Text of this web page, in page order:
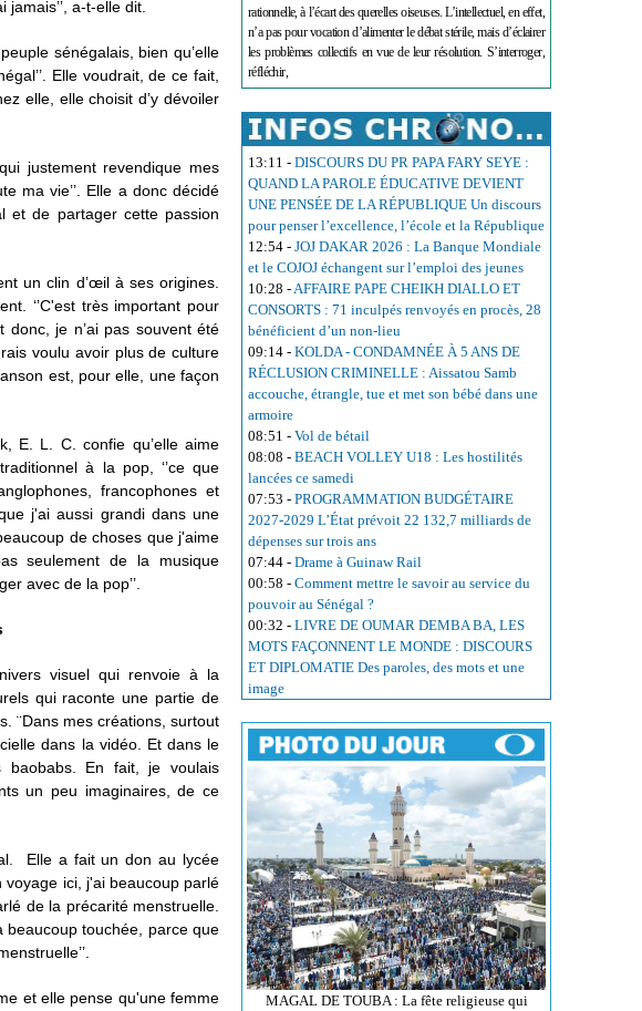
a-t-elle dit.
sénégalais, bien qu’elle
Elle voudrait, de ce fait,
elle, elle choisit d’y dévoiler
justement revendique mes
ma vie’’. Elle a donc décidé
et de partager cette passion
un clin d’œil à ses origines.
‘’C'est très important pour
je n’ai pas souvent été
voulu avoir plus de culture
est, pour elle, une façon
E. L. C. confie qu’elle aime
à la pop, ‘’ce que
francophones et
j'ai aussi grandi dans une
de choses que j'aime
seulement de la musique
avec de la pop’’.
visuel qui renvoie à la
qui raconte une partie de
¨Dans mes créations, surtout
dans la vidéo. Et dans le
baobabs. En fait, je voulais
un peu imaginaires, de ce
Elle a fait un don au lycée
voyage ici, j'ai beaucoup parlé
de la précarité menstruelle.
beaucoup touchée, parce que
et elle pense qu'une femme
rationnelle, à l’écart des querelles oiseuses. L’intellectuel, en effet,
n’a pas pour vocation d’alimenter le débat stérile, mais d’éclairer
les problèmes collectifs en vue de leur résolution. S’interroger,
réfléchir,
13:11 - DISCOURS DU PR PAPA FARY SEYE :
QUAND LA PAROLE ÉDUCATIVE DEVIENT
UNE PENSÉE DE LA RÉPUBLIQUE Un discours
pour penser l’excellence, l’école et la République
12:54 - JOJ DAKAR 2026 : La Banque Mondiale
et le COJOJ échangent sur l’emploi des jeunes
10:28 -AFFAIRE PAPE CHEIKH DIALLO ET
CONSORTS : 71 inculpés renvoyés en procès, 28
bénéficient d’un non-lieu
09:14 - KOLDA - CONDAMNÉE À 5 ANS DE
RÉCLUSION CRIMINELLE : Aissatou Samb
accouche, étrangle, tue et met son bébé dans une
armoire
08:51 - Vol de bétail
08:08 - BEACH VOLLEY U18 : Les hostilités
lancées ce samedi
07:53 - PROGRAMMATION BUDGÉTAIRE
2027-2029 L’État prévoit 22 132,7 milliards de
dépenses sur trois ans
07:44 - Drame à Guinaw Rail
00:58 - Comment mettre le savoir au service du
pouvoir au Sénégal ?
00:32 - LIVRE DE OUMAR DEMBA BA, LES
MOTS FAÇONNENT LE MONDE : DISCOURS
ET DIPLOMATIE Des paroles, des mots et une
image
MAGAL DE TOUBA : La fête religieuse qui